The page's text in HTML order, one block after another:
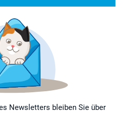
Newsletters bleiben Sie über